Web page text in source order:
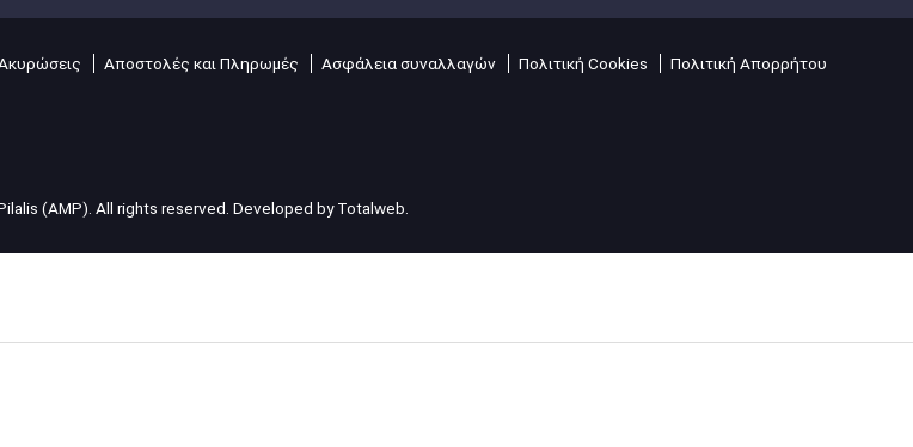
Αποστολές και Πληρωμές Ασφάλεια συναλλαγών Πολιτική Cookies Πολιτική Απορρήτου
(AMP). All rights reserved. Developed byTotalweb